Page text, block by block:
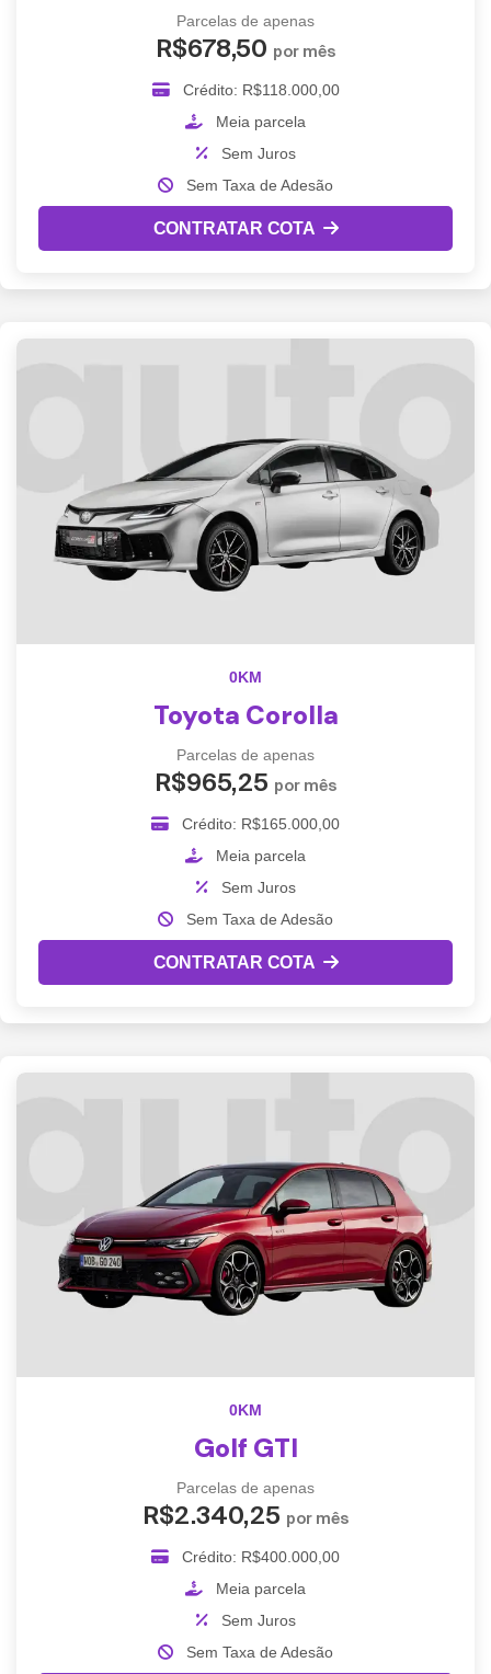
Parcelas de apenas
R$678,50 por mês
Crédito: R$118.000,00
Meia parcela
Sem Juros
Sem Taxa de Adesão
CONTRATAR COTA
0KM
Toyota Corolla
Parcelas de apenas
R$965,25 por mês
Crédito: R$165.000,00
Meia parcela
Sem Juros
Sem Taxa de Adesão
CONTRATAR COTA
0KM
Golf GTI
Parcelas de apenas
R$2.340,25 por mês
Crédito: R$400.000,00
Meia parcela
Sem Juros
Sem Taxa de Adesão